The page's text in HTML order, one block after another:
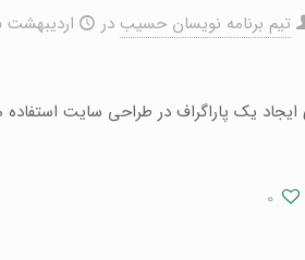
تیم برنامه نویسان حسیب در اردیبهشت ۱۵, ۱۴۰۳
0